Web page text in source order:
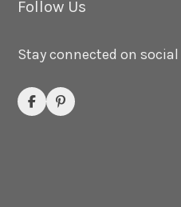
Follow Us
Stay connected on